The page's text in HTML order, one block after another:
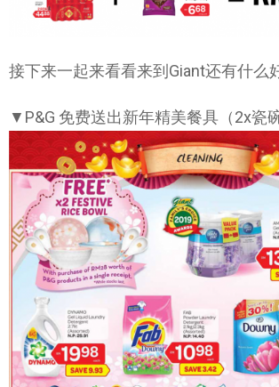
接下来一起来看看来到Giant还有什么
▼P&G 免费送出新年精美餐具（2x瓷